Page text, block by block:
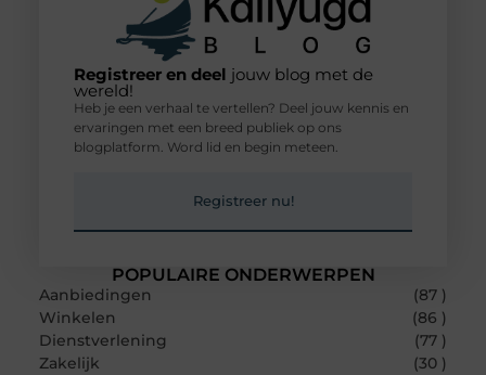
POPULAIRE ONDERWERPEN
Aanbiedingen
(87 )
Winkelen
(86 )
Dienstverlening
(77 )
Zakelijk
(30 )
Registreer en deel jouw blog met de
wereld!
Heb je een verhaal te vertellen? Deel jouw kennis en
ervaringen met een breed publiek op ons
blogplatform. Word lid en begin meteen.
Registreer nu!